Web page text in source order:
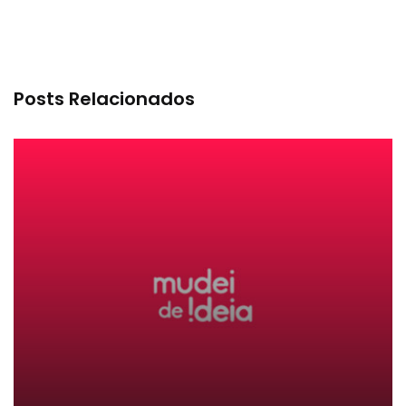
Posts Relacionados